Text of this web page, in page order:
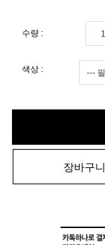
수량 :
색상 :
장바구니